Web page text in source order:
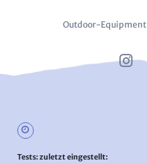
Outdoor-Equipment
Tests: zuletzt eingestellt: